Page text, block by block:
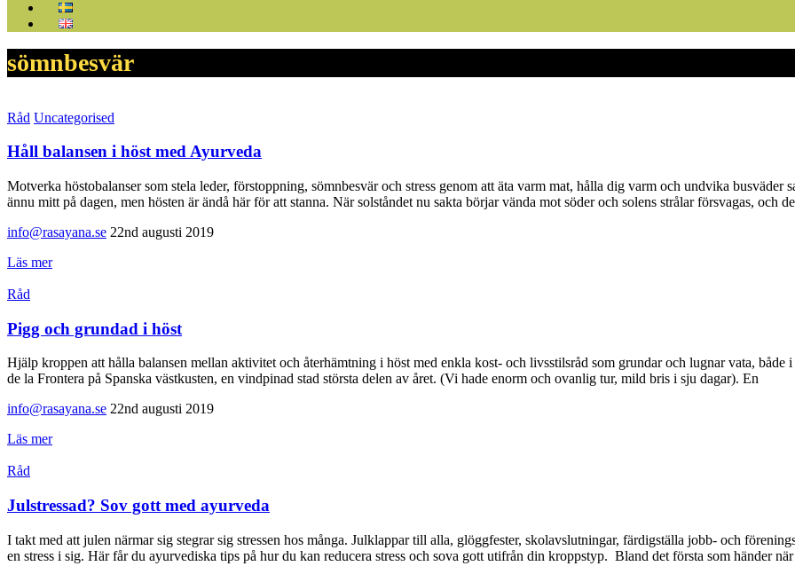
sömnbesvär
Råd Uncategorised
Håll balansen i höst med Ayurveda
Motverka höstobalanser som stela leder, förstoppning, sömnbesvär och stress genom att äta varm mat, hålla dig varm och undvika busväder
ännu mitt på dagen, men hösten är ändå här för att stanna. När solståndet nu sakta börjar vända mot söder och solens strålar försvagas, och
info@rasayana.se 22nd augusti 2019
Läs mer
Råd
Pigg och grundad i höst
Hjälp kroppen att hålla balansen mellan aktivitet och återhämtning i höst med enkla kost- och livsstilsråd som grundar och lugnar vata,
de la Frontera på Spanska västkusten, en vindpinad stad största delen av året. (Vi hade enorm och ovanlig tur, mild bris i sju dagar). En
info@rasayana.se 22nd augusti 2019
Läs mer
Råd
Julstressad? Sov gott med ayurveda
I takt med att julen närmar sig stegrar sig stressen hos många. Julklappar till alla, glöggfester, skolavslutningar, färdigställa jobb- och
en stress i sig. Här får du ayurvediska tips på hur du kan reducera stress och sova gott utifrån din kroppstyp. Bland det första som händer